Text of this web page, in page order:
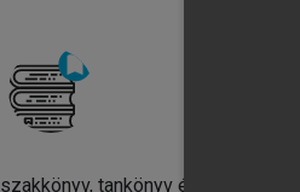
szakkönyv, tankönyv és